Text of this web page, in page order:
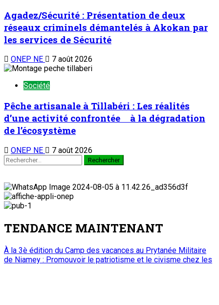
Agadez/Sécurité : Présentation de deux
réseaux criminels démantelés à Akokan par
les services de Sécurité
ONEP NE 7 août 2026
Société
Pêche artisanale à Tillabéri : Les réalités
d’une activité confrontée à la dégradation
de l’écosystème
ONEP NE 7 août 2026
TENDANCE MAINTENANT
À la 3è édition du Camp des vacances au Prytanée Militaire
de Niamey : Promouvoir le patriotisme et le civisme chez les